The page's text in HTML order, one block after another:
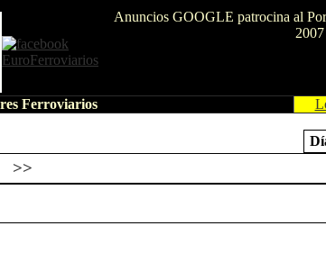
Anuncios GOOGLE patrocina al
2007
Ferroviarios
>>